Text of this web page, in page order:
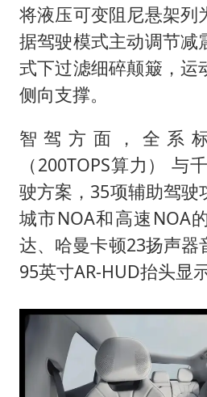
将液压可变阻尼悬架列
据驾驶模式主动调节减
式下过滤细碎颠簸，运
侧向支撑。
智驾方面，全系
（200TOPS算力） 与
驶方案，35项辅助驾驶
城市NOA和高速NOA
达、哈曼卡顿23扬声器
95英寸AR-HUD抬头显示